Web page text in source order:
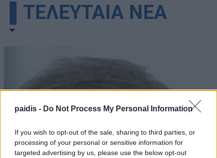
paidis - Do Not Process My Personal Information
If you wish to opt-out of the sale, sharing to third parties, or
processing of your personal or sensitive information for
targeted advertising by us, please use the below opt-out
▌ΤΕΛΕΥΤΑΙΑ ΝΕΑ